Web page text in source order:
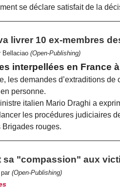
se déclare satisfait de la
livrer 10 ex-membres
Bellaciao (Open-Publishing)
interpellées en France
les demandes d’extraditions
personne.
italien Mario Draghi a
les procédures judiciaires
Brigades rouges.
sa "compassion" aux
(Open-Publishing)